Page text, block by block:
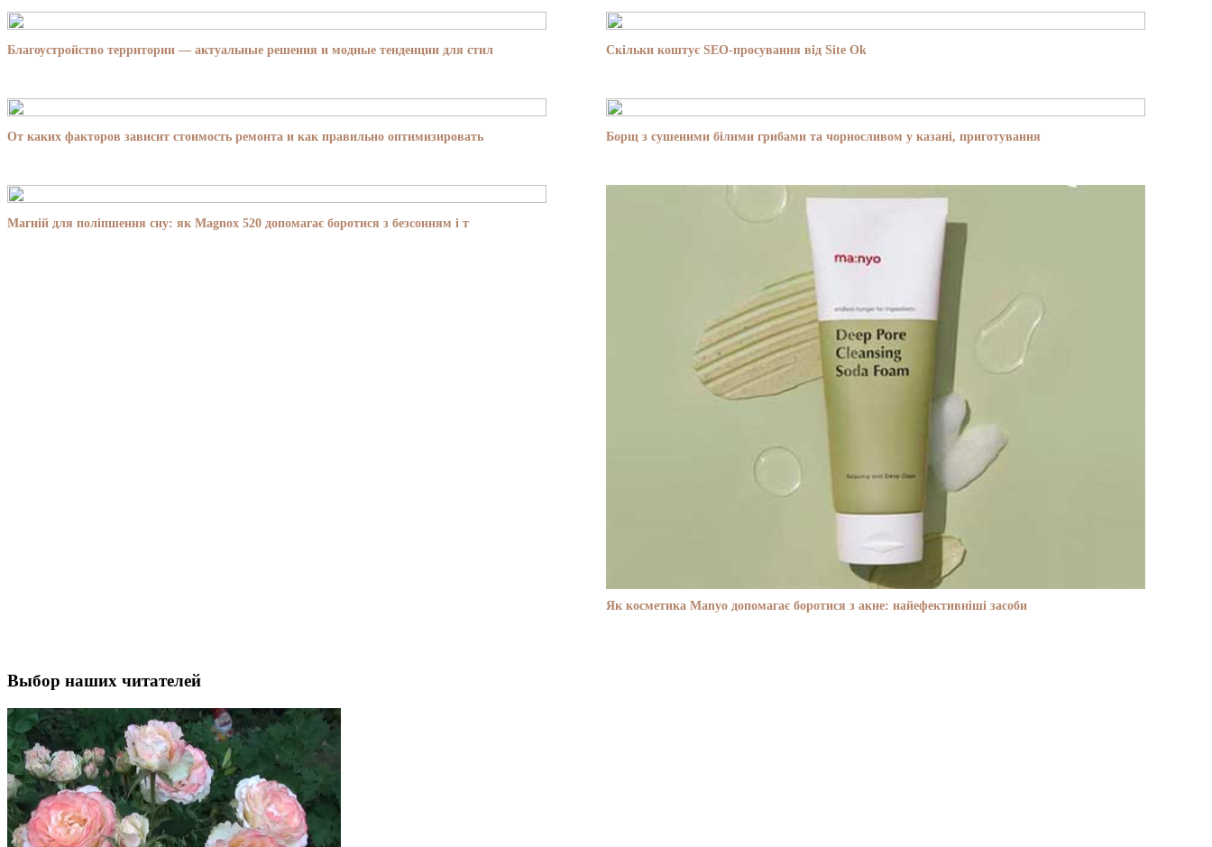
Благоустройство территории — актуальные решения и модные тенденции для стил Скільки коштує SEO-просування від Site Ok
От каких факторов зависит стоимость ремонта и как правильно оптимизировать Борщ з сушеними білими грибами та чорносливом у казані, приготування
Магній для поліпшення сну: як Magnox 520 допомагає боротися з безсонням і т
Як косметика Manyo допомагає боротися з акне: найефективніші засоби
Выбор наших читателей